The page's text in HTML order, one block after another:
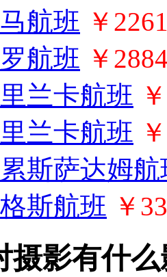
航班 ￥
航班 ￥
兰卡航班
兰卡航班
斯萨达姆航
斯航班 ￥
摄影有什